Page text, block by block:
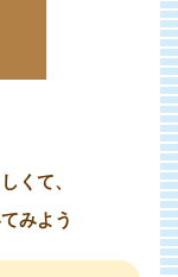
くて、
みよう